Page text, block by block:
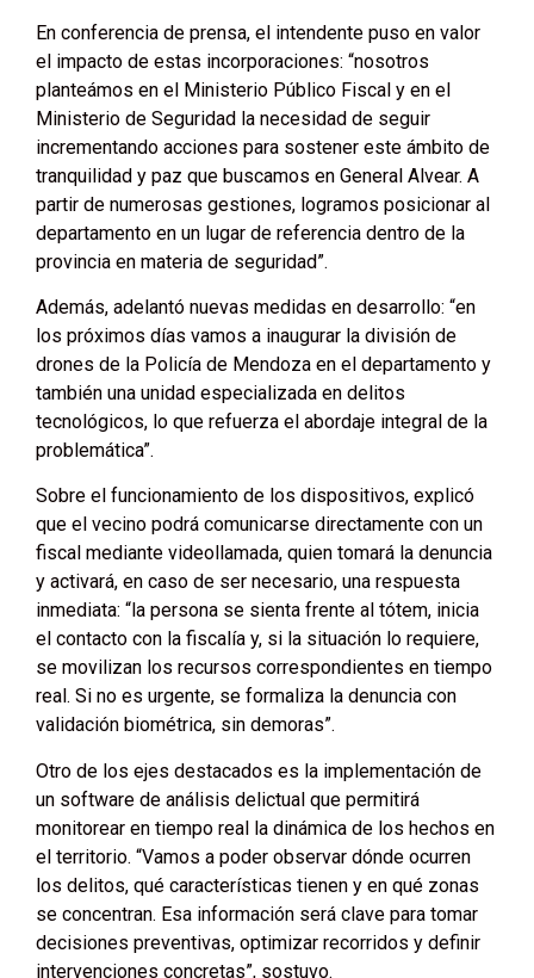
En conferencia de prensa, el intendente puso en valor
el impacto de estas incorporaciones: “nosotros
planteámos en el Ministerio Público Fiscal y en el
Ministerio de Seguridad la necesidad de seguir
incrementando acciones para sostener este ámbito de
tranquilidad y paz que buscamos en General Alvear. A
partir de numerosas gestiones, logramos posicionar al
departamento en un lugar de referencia dentro de la
provincia en materia de seguridad”.
Además, adelantó nuevas medidas en desarrollo: “en
los próximos días vamos a inaugurar la división de
drones de la Policía de Mendoza en el departamento y
también una unidad especializada en delitos
tecnológicos, lo que refuerza el abordaje integral de la
problemática”.
Sobre el funcionamiento de los dispositivos, explicó
que el vecino podrá comunicarse directamente con un
fiscal mediante videollamada, quien tomará la denuncia
y activará, en caso de ser necesario, una respuesta
inmediata: “la persona se sienta frente al tótem, inicia
el contacto con la fiscalía y, si la situación lo requiere,
se movilizan los recursos correspondientes en tiempo
real. Si no es urgente, se formaliza la denuncia con
validación biométrica, sin demoras”.
Otro de los ejes destacados es la implementación de
un software de análisis delictual que permitirá
monitorear en tiempo real la dinámica de los hechos en
el territorio. “Vamos a poder observar dónde ocurren
los delitos, qué características tienen y en qué zonas
se concentran. Esa información será clave para tomar
decisiones preventivas, optimizar recorridos y definir
intervenciones concretas”, sostuvo.